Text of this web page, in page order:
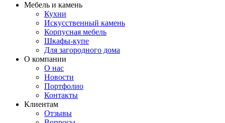
Мебель и камень
Кухни
Искусственный камень
Корпусная мебель
Шкафы-купе
Для загородного дома
О компании
О нас
Новости
Портфолио
Контакты
Клиентам
Отзывы